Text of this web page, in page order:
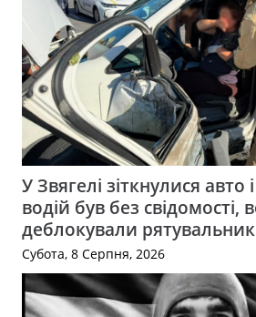
У Звягелі зіткнулися авто
водій був без свідомості,
деблокували
Субота, 8 Серпня, 2026